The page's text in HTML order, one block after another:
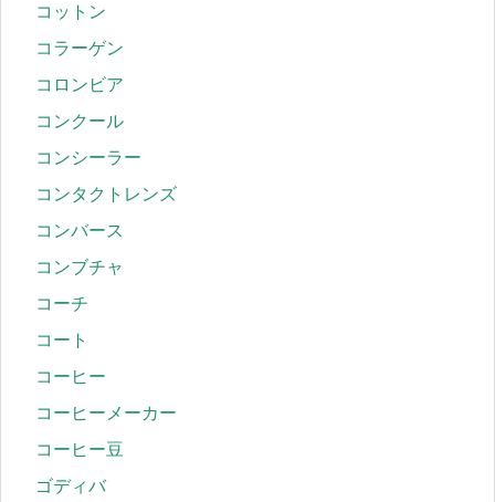
コットン
コラーゲン
コロンビア
コンクール
コンシーラー
コンタクトレンズ
コンバース
コンブチャ
コーチ
コート
コーヒー
コーヒーメーカー
コーヒー豆
ゴディバ